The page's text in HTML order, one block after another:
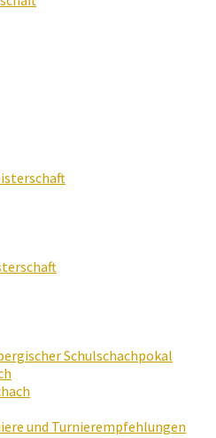
Schulschachpokal
und Turnierempfehlungen